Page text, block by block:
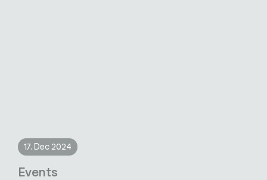
17. Dec 2024
Events